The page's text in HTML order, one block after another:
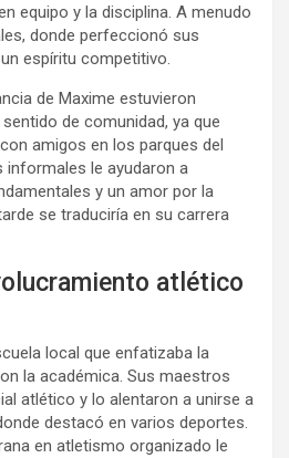
equipo y la disciplina. A menudo
donde perfeccionó sus
espíritu competitivo.
de Maxime estuvieron
de comunidad, ya que
amigos en los parques del
informales le ayudaron a
y un amor por la
se traduciría en su carrera
atlético
local que enfatizaba la
la académica. Sus maestros
atlético y lo alentaron a unirse a
destacó en varios deportes.
en atletismo organizado le